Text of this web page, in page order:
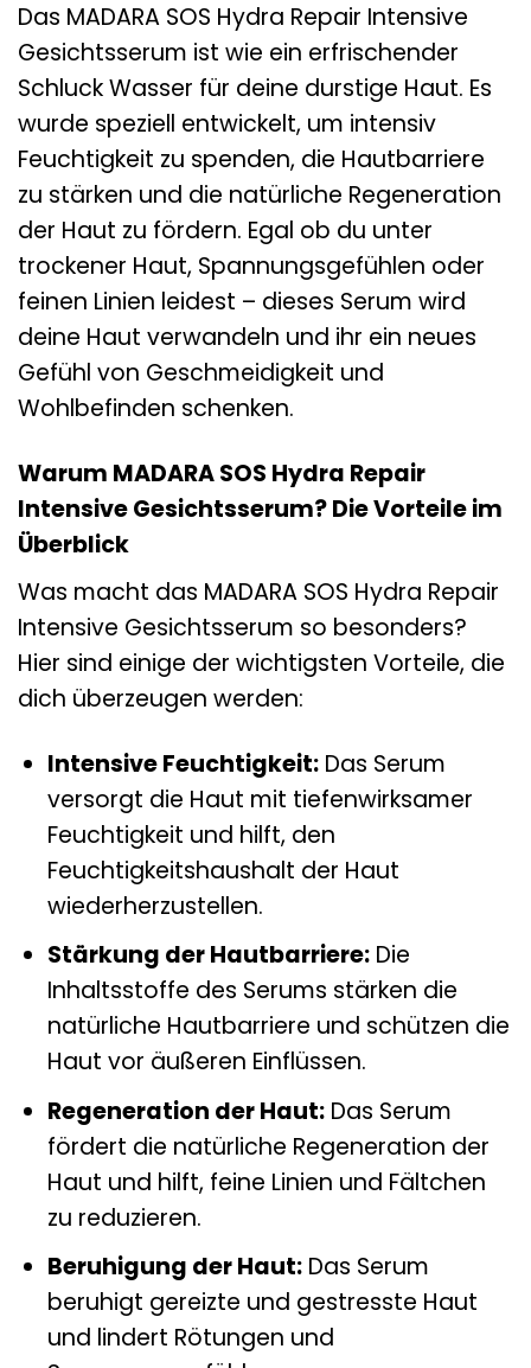
Das MADARA SOS Hydra Repair Intensive
Gesichtsserum ist wie ein erfrischender
Schluck Wasser für deine durstige Haut. Es
wurde speziell entwickelt, um intensiv
Feuchtigkeit zu spenden, die Hautbarriere
zu stärken und die natürliche Regeneration
der Haut zu fördern. Egal ob du unter
trockener Haut, Spannungsgefühlen oder
feinen Linien leidest – dieses Serum wird
deine Haut verwandeln und ihr ein neues
Gefühl von Geschmeidigkeit und
Wohlbefinden schenken.
Warum MADARA SOS Hydra Repair
Intensive Gesichtsserum? Die Vorteile im
Überblick
Was macht das MADARA SOS Hydra Repair
Intensive Gesichtsserum so besonders?
Hier sind einige der wichtigsten Vorteile, die
dich überzeugen werden:
Intensive Feuchtigkeit:Das Serum
versorgt die Haut mit tiefenwirksamer
Feuchtigkeit und hilft, den
Feuchtigkeitshaushalt der Haut
wiederherzustellen.
Stärkung der Hautbarriere:Die
Inhaltsstoffe des Serums stärken die
natürliche Hautbarriere und schützen die
Haut vor äußeren Einflüssen.
Regeneration der Haut:Das Serum
fördert die natürliche Regeneration der
Haut und hilft, feine Linien und Fältchen
zu reduzieren.
Beruhigung der Haut:Das Serum
beruhigt gereizte und gestresste Haut
und lindert Rötungen und